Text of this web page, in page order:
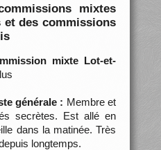
mixtes
et des commissions
mixte Lot-et-
générale : Membre et
secrètes. Est allé en
dans la matinée. Très
longtemps.